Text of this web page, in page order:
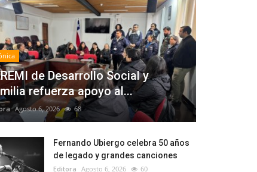
de Desarrollo Social y
refuerza apoyo al...
Agosto 6, 2026 68
Fernando Ubiergo celebra 50 años
de legado y grandes canciones
Editora Agosto 6, 2026 60